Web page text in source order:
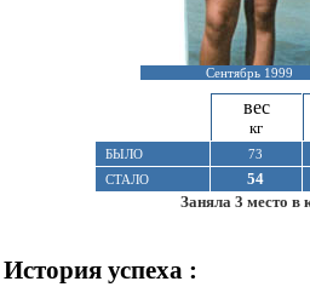
Сентябрь 1999
вес
кг
БЫЛО
73
СТАЛО
54
Заняла 3 место в
История успеха :